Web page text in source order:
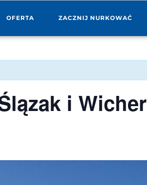
OFERTA ZACZNIJ NURKOWAĆ
i Wicher